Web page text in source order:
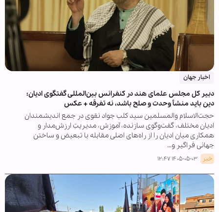
اخبار جهان
دبیر کل مجلس علمای هند در کنفرانس بین‌المللی گفتگوی ادیان:
دین باید منشأ وحدت و صلح باشد، نه تفرقه + عکس
حجت‌الاسلام والمسلمین سید کلب جواد نقوی در جمع اندیشمندان
ادیان مختلف، گفت‌وگوی سازنده، آموزش، مدیریتِ ارزش‌مدار و
همکاری میان ادیان را از راه‌های اصلی مقابله با تبعیض و ساختن
جهانی فراگیر و…
خبر ۱۴۰۵-۰۵-۰۳ ۱۲:۴۷